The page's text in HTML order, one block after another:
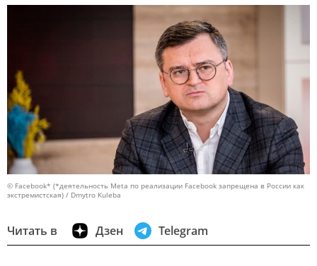
© Facebook* (*деятельность Meta по реализации Facebook запрещена в России как
экстремистская) / Dmytro Kuleba
Читать в Дзен Telegram